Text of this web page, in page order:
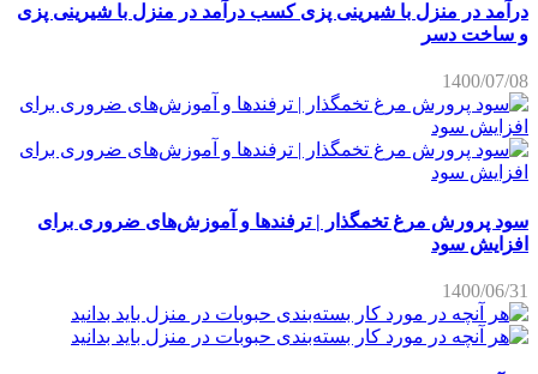
درآمد در منزل با شیرینی پزی کسب درآمد در منزل با شیرینی پزی
و ساخت دسر
1400/07/08
سود پرورش مرغ تخمگذار | ترفندها و آموزش‌های ضروری برای
افزایش سود
1400/06/31